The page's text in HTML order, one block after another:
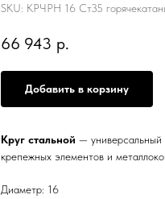
SKU: КРЧРН 16 Ст35
66 943 р.
Добавить в корзину
Круг стальной — универсальный
крепежных элементов и
Диаметр: 16